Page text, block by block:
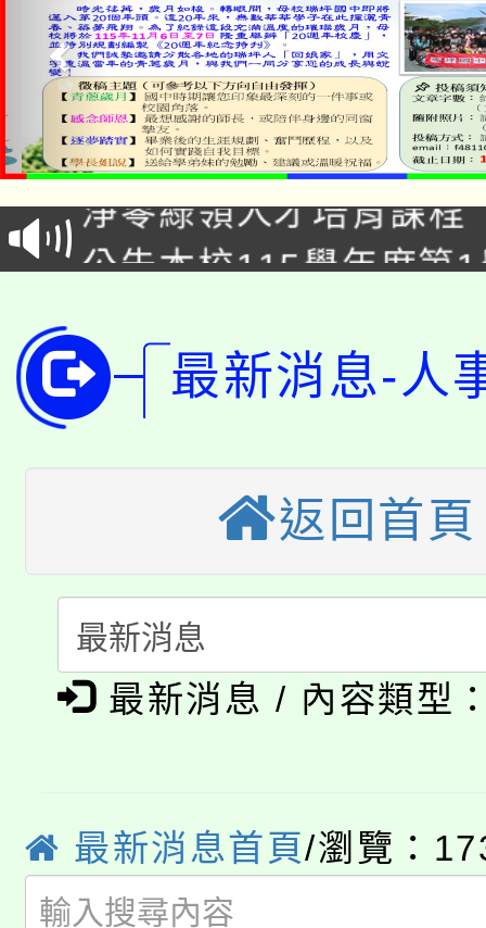
學期銜接期間理賠案件
學籍身 分審查程序及
版
淨零綠領人才培育課程
公告本校115學年度第
車」活動
桃園市115學年度學生
生本土語及新住民語歌
公告本校115學年度第
代理(課)教師甄選結果(
公告本校115學年度第
代理(課)教師甄選結果
轉知中國文化大學推廣
《TA101》溝通分析基
程，歡迎學生輔導中心
心理、諮商輔導、社會
轉知苗栗縣政府辦理
縣市「校園短影音徵選
門員」簡章及活動海報
桃園市115學年度學生
要點
學期銜接期間理賠案件
代理(課)教師甄選結果(
「2026金融保險知識
車」活動
桃園市115學年度學生
最新消息-人
返回首頁
最新消息 / 內容類型
最新消息首頁/瀏覽：